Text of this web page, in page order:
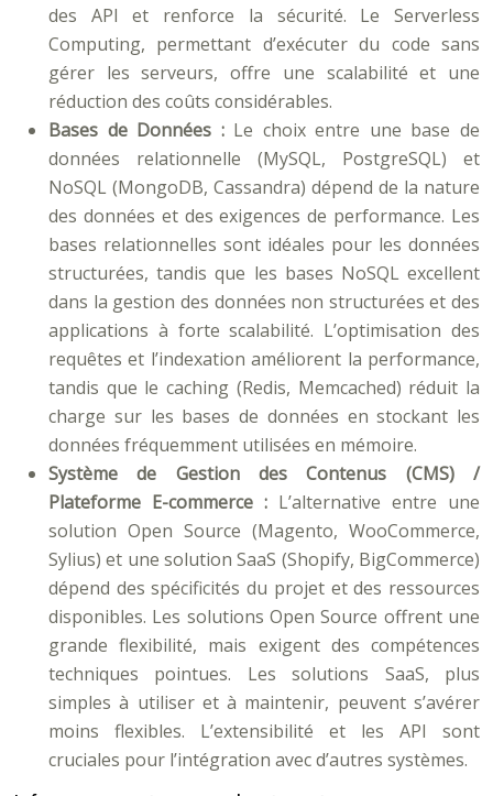
des API et renforce la sécurité. Le Serverless
Computing, permettant d’exécuter du code sans
gérer les serveurs, offre une scalabilité et une
réduction des coûts considérables.
Bases de Données : Le choix entre une base de
données relationnelle (MySQL, PostgreSQL) et
NoSQL (MongoDB, Cassandra) dépend de la nature
des données et des exigences de performance. Les
bases relationnelles sont idéales pour les données
structurées, tandis que les bases NoSQL excellent
dans la gestion des données non structurées et des
applications à forte scalabilité. L’optimisation des
requêtes et l’indexation améliorent la performance,
tandis que le caching (Redis, Memcached) réduit la
charge sur les bases de données en stockant les
données fréquemment utilisées en mémoire.
Système de Gestion des Contenus (CMS) /
Plateforme E-commerce : L’alternative entre une
solution Open Source (Magento, WooCommerce,
Sylius) et une solution SaaS (Shopify, BigCommerce)
dépend des spécificités du projet et des ressources
disponibles. Les solutions Open Source offrent une
grande flexibilité, mais exigent des compétences
techniques pointues. Les solutions SaaS, plus
simples à utiliser et à maintenir, peuvent s’avérer
moins flexibles. L’extensibilité et les API sont
cruciales pour l’intégration avec d’autres systèmes.